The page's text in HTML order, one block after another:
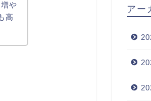
や
高
アー